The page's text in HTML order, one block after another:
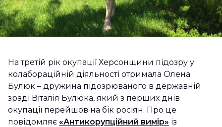
На третій рік окупації Херсонщини підозру у
колабораційній діяльності отримала Олена
Булюк – дружина підозрюваного в державній
зраді Віталія Булюка, який з перших днів
окупації перейшов на бік росіян. Про це
повідомляє «Антикорупційний вимір» із